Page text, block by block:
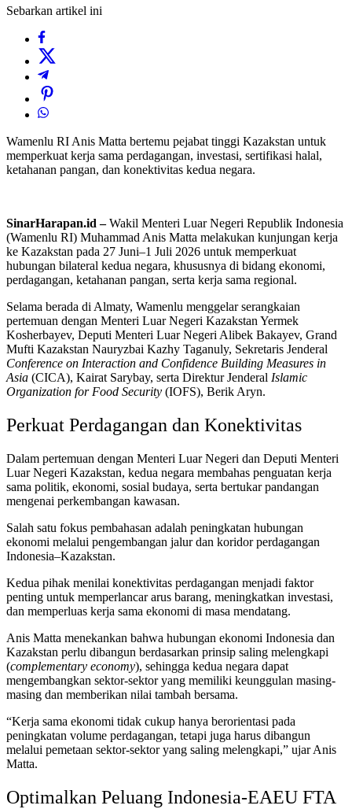
Sebarkan artikel ini
Wamenlu RI Anis Matta bertemu pejabat tinggi Kazakstan untuk
memperkuat kerja sama perdagangan, investasi, sertifikasi halal,
ketahanan pangan, dan konektivitas kedua negara.
SinarHarapan.id –Wakil Menteri Luar Negeri Republik Indonesia
(Wamenlu RI) Muhammad Anis Matta melakukan kunjungan kerja
ke Kazakstan pada 27 Juni–1 Juli 2026 untuk memperkuat
hubungan bilateral kedua negara, khususnya di bidang ekonomi,
perdagangan, ketahanan pangan, serta kerja sama regional.
Selama berada di Almaty, Wamenlu menggelar serangkaian
pertemuan dengan Menteri Luar Negeri Kazakstan Yermek
Kosherbayev, Deputi Menteri Luar Negeri Alibek Bakayev, Grand
Mufti Kazakstan Nauryzbai Kazhy Taganuly, Sekretaris Jenderal
Conference on Interaction and Confidence Building Measures in
Asia (CICA), Kairat Sarybay, serta Direktur Jenderal Islamic
Organization for Food Security (IOFS), Berik Aryn.
Perkuat Perdagangan dan Konektivitas
Dalam pertemuan dengan Menteri Luar Negeri dan Deputi Menteri
Luar Negeri Kazakstan, kedua negara membahas penguatan kerja
sama politik, ekonomi, sosial budaya, serta bertukar pandangan
mengenai perkembangan kawasan.
Salah satu fokus pembahasan adalah peningkatan hubungan
ekonomi melalui pengembangan jalur dan koridor perdagangan
Indonesia–Kazakstan.
Kedua pihak menilai konektivitas perdagangan menjadi faktor
penting untuk memperlancar arus barang, meningkatkan investasi,
dan memperluas kerja sama ekonomi di masa mendatang.
Anis Matta menekankan bahwa hubungan ekonomi Indonesia dan
Kazakstan perlu dibangun berdasarkan prinsip saling melengkapi
(complementary economy), sehingga kedua negara dapat
mengembangkan sektor-sektor yang memiliki keunggulan masing-
masing dan memberikan nilai tambah bersama.
“Kerja sama ekonomi tidak cukup hanya berorientasi pada
peningkatan volume perdagangan, tetapi juga harus dibangun
melalui pemetaan sektor-sektor yang saling melengkapi,” ujar Anis
Matta.
Optimalkan Peluang Indonesia-EAEU FTA